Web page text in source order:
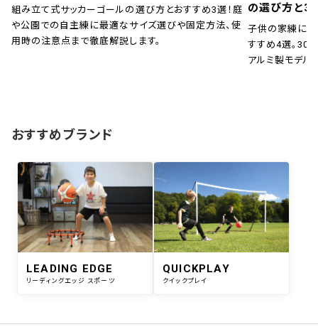
組み立て式サッカーゴールの選び方とおすすめ3選！庭
や公園での自主練に最適なサイズ選びや固定方法、使
用時の注意点まで徹底解説します。
の選び方と
子供の家練に！
すすめ4選。30
アルミ製モデル
おすすめブランド
LEADING EDGE
リーディングエッジ スポーツ
QUICKPLAY
クイックプレイ